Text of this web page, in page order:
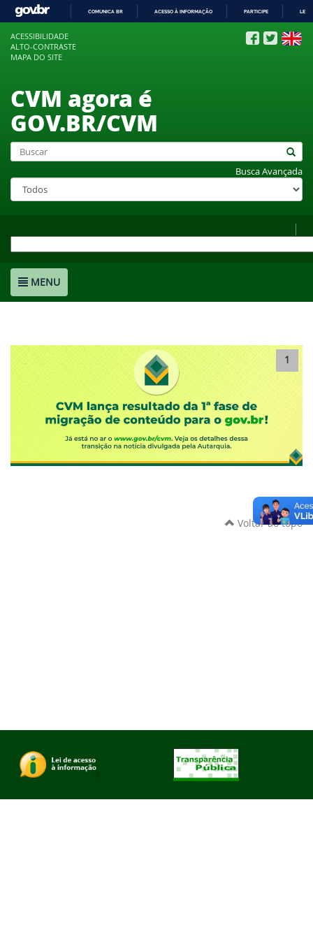
COMUNICA BR ACESSO À INFORMAÇÃO PARTICIPE
ACESSIBILIDADE
ALTO-CONTRASTE
MAPA DO SITE
CVM agora é
GOV.BR/CVM
Busca Avançada
MENU
1
Voltar ao topo